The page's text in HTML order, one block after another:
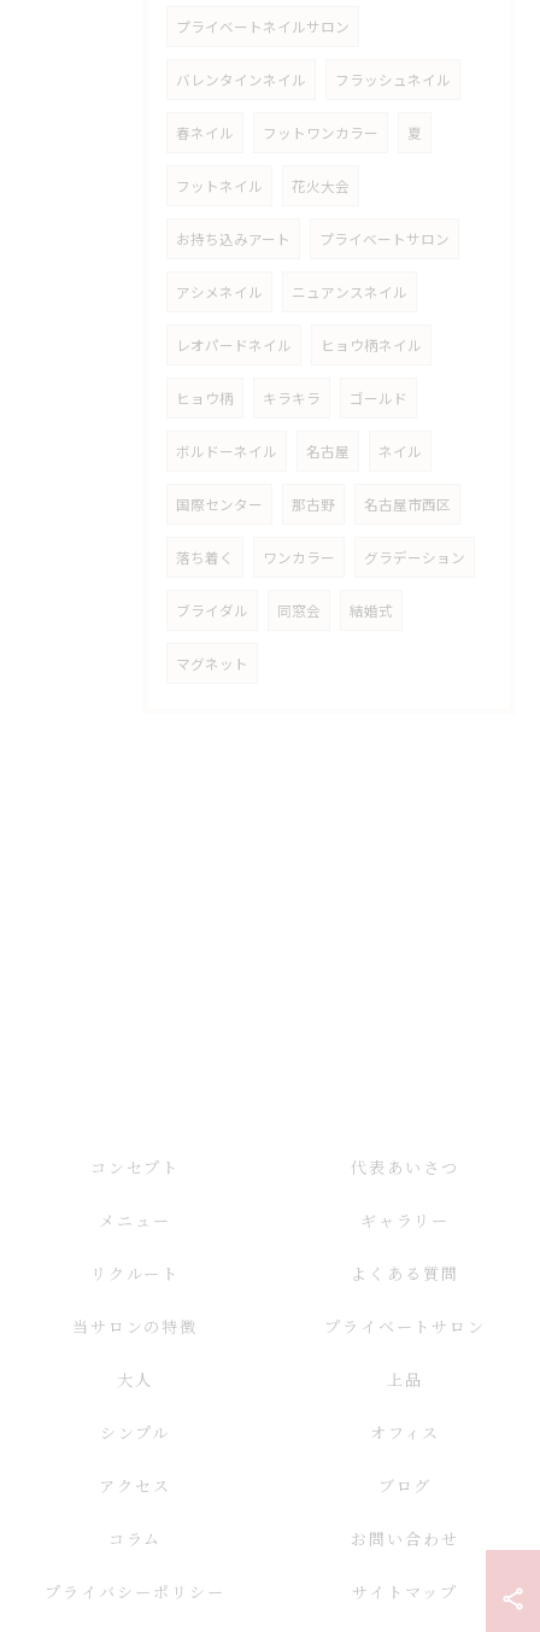
プライベートネイルサロン
バレンタインネイル フラッシュネイル
春ネイル フットワンカラー 夏
フットネイル 花火大会
お持ち込みアート プライベートサロン
アシメネイル ニュアンスネイル
レオパードネイル ヒョウ柄ネイル
ヒョウ柄 キラキラ ゴールド
ボルドーネイル 名古屋 ネイル
国際センター 那古野 名古屋市西区
落ち着く ワンカラー グラデーション
ブライダル 同窓会 結婚式
マグネット
コンセプト 代表あいさつ
メニュー ギャラリー
リクルート よくある質問
当サロンの特徴 プライベートサロン
大人 上品
シンプル オフィス
アクセス ブログ
コラム お問い合わせ
プライバシーポリシー サイトマップ